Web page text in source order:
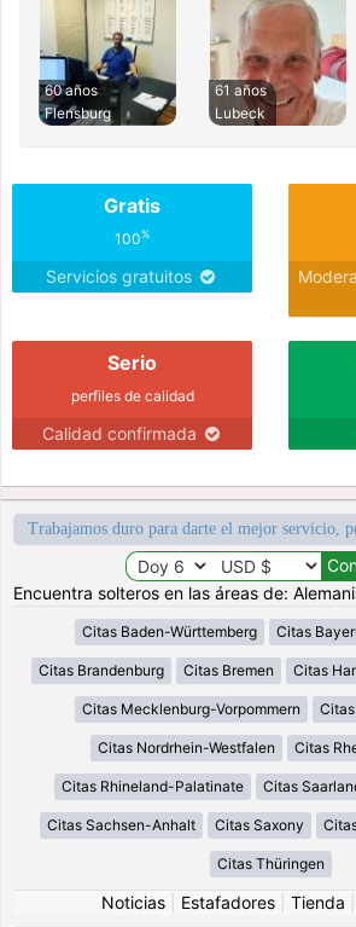
60 años
Flensburg
61 años
Lubeck
Gratis
100%
Servicios gratuitos
Serio
perfiles de calidad
Calidad confirmada
Trabajamos duro para darte el mejor servicio,
Encuentra solteros en las áreas de:
Citas Baden-Württemberg Citas
Citas Brandenburg Citas Bremen Citas
Citas Mecklenburg-Vorpommern
Citas Nordrhein-Westfalen Citas
Citas Rhineland-Palatinate Citas
Citas Sachsen-Anhalt Citas Saxony
Citas Thüringen
Noticias Estafadores Tienda